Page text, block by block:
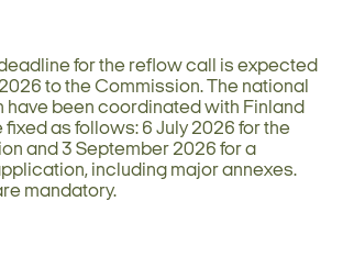
for the reflow call is expected
to the Commission. The national
have been coordinated with Finland
fixed as follows: 6 July 2026 for the
and 3 September 2026 for a
including major annexes.
mandatory.